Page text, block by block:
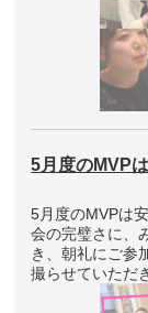
5月度のMVP
5月度のMVPは
会の完璧さに、
き、朝礼にご参
撮らせていただ